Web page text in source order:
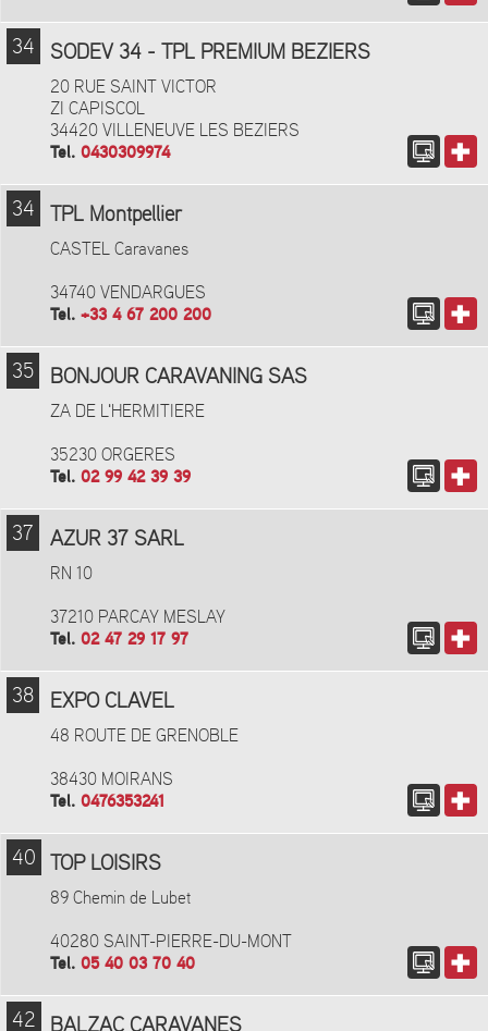
34 SODEV 34 - TPL PREMIUM BEZIERS
20 RUE SAINT VICTOR
ZI CAPISCOL
34420 VILLENEUVE LES BEZIERS
Tel. 0430309974
34 TPL Montpellier
CASTEL Caravanes
34740 VENDARGUES
Tel. +33 4 67 200 200
35 BONJOUR CARAVANING SAS
ZA DE L'HERMITIERE
35230 ORGERES
Tel. 02 99 42 39 39
37 AZUR 37 SARL
RN 10
37210 PARCAY MESLAY
Tel. 02 47 29 17 97
38 EXPO CLAVEL
48 ROUTE DE GRENOBLE
38430 MOIRANS
Tel. 0476353241
40 TOP LOISIRS
89 Chemin de Lubet
40280 SAINT-PIERRE-DU-MONT
Tel. 05 40 03 70 40
42 BALZAC CARAVANES